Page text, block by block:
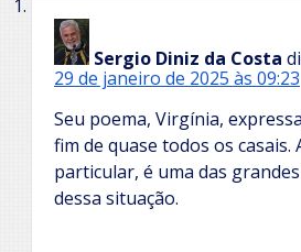
Sergio Diniz da Costa
29 de janeiro de 2025 às 09:23
Seu poema, Virgínia,
fim de quase todos os casais.
particular, é uma das
dessa situação.